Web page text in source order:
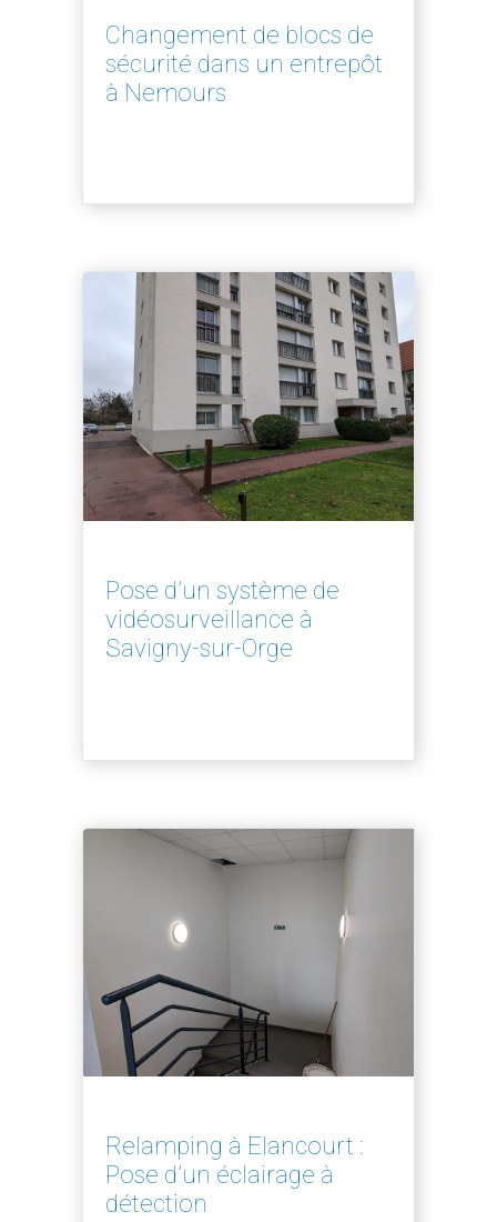
Changement de blocs de
sécurité dans un entrepôt
à Nemours
Pose d’un système de
vidéosurveillance à
Savigny-sur-Orge
Relamping à Elancourt :
Pose d’un éclairage à
détection